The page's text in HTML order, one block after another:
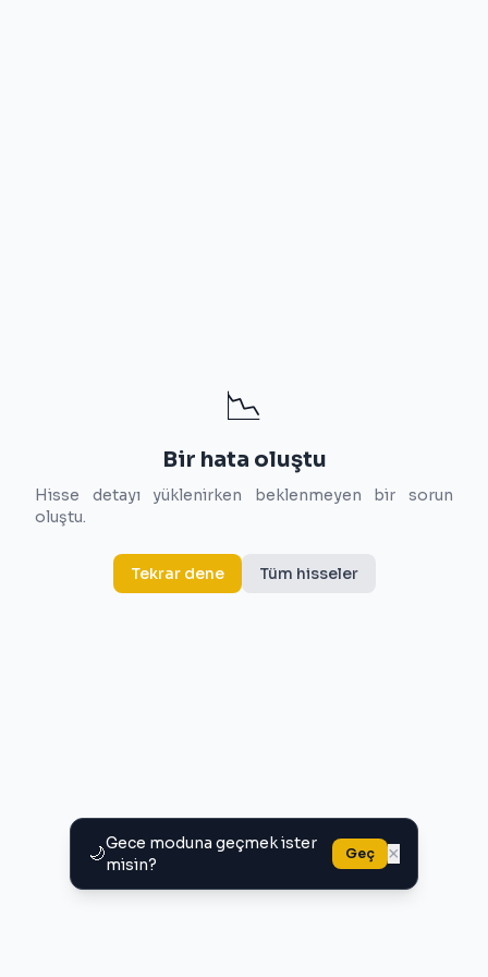
🌙Gece moduna geçmek ister
misin?
Geç ×
📉
Bir hata oluştu
Hisse detayı yüklenirken beklenmeyen bir sorun
oluştu.
Tekrar dene Tüm hisseler